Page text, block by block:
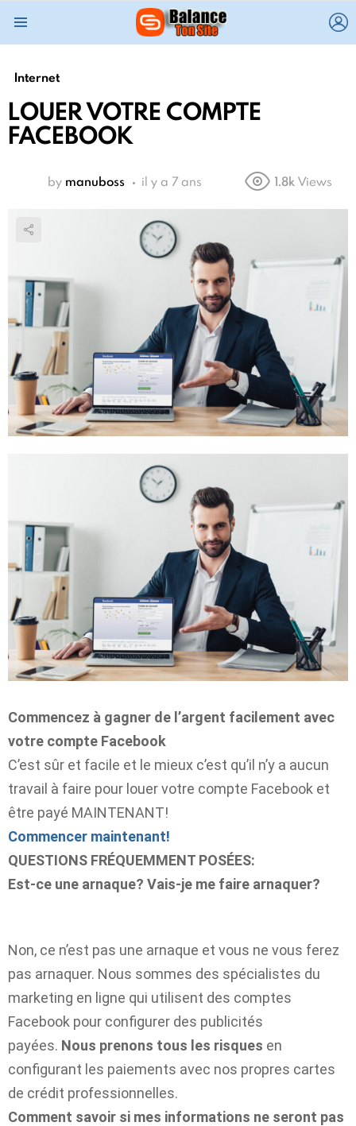
Internet
LOUER VOTRE COMPTE
FACEBOOK
by manuboss il y a 7 ans 1.8k Views
Commencez à gagner de l’argent facilement avec
votre compte Facebook
C’est sûr et facile et le mieux c’est qu’il n’y a aucun
travail à faire pour louer votre compte Facebook et
être payé MAINTENANT!
Commencer maintenant!
QUESTIONS FRÉQUEMMENT POSÉES:
Est-ce une arnaque? Vais-je me faire arnaquer?
Non, ce n’est pas une arnaque et vous ne vous ferez
pas arnaquer. Nous sommes des spécialistes du
marketing en ligne qui utilisent des comptes
Facebook pour configurer des publicités
payées. Nous prenons tous les risques en
configurant les paiements avec nos propres cartes
de crédit professionnelles.
Comment savoir si mes informations ne seront pas